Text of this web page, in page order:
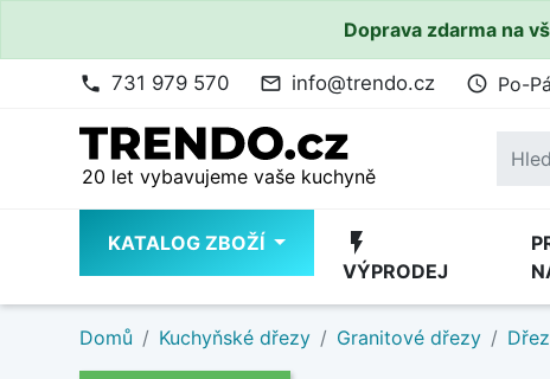
Doprava zdarma na
phone 731 979 570 mail_outline info@trendo.cz access_time Po-
20 let vybavujeme vaše kuchyně
KATALOG ZBOŽÍ flash_on
VÝPRODEJ
Domů Kuchyňské dřezy Granitové dřezy